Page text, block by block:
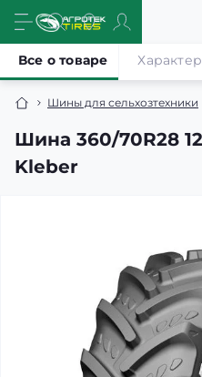
Шины для сельхозтехники
Шина 360/70R28
Kleber
Все о товаре